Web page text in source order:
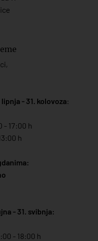
- 31. kolovoza:
- 17:00 h
h
- 31. svibnja:
- 18:00 h